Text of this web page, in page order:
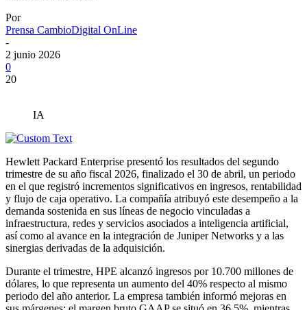
Por
Prensa CambioDigital OnLine
-
2 junio 2026
0
20
IA
Hewlett Packard Enterprise presentó los resultados del segundo
trimestre de su año fiscal 2026, finalizado el 30 de abril, un periodo
en el que registró incrementos significativos en ingresos, rentabilidad
y flujo de caja operativo. La compañía atribuyó este desempeño a la
demanda sostenida en sus líneas de negocio vinculadas a
infraestructura, redes y servicios asociados a inteligencia artificial,
así como al avance en la integración de Juniper Networks y a las
sinergias derivadas de la adquisición.
Durante el trimestre, HPE alcanzó ingresos por 10.700 millones de
dólares, lo que representa un aumento del 40% respecto al mismo
periodo del año anterior. La empresa también informó mejoras en